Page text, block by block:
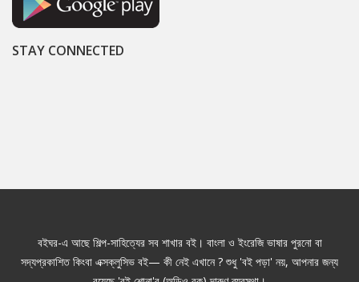
STAY CONNECTED
বইঘর-এ আছে শিল্প-সাহিত্যের সব শাখার বই। বাংলা ও ইংরেজি ভাষার পুরনো বা
সদ্যপ্রকাশিত কিংবা এক্সক্লুসিভ বই— কী নেই এখানে ? শুধু 'বই পড়া' নয়, আপনার জন্য